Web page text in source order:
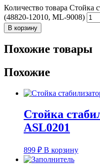
Количество товара Стойка
(48820-12010, ML-9008)
В корзину
Похожие товары
Похожие
Стойка
ASL0201
899 ₽ В корзину